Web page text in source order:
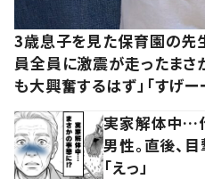
3歳息子を見た保育園の先
員全員に激震が走ったま
も大興奮するはず」「すげーー
実家解体中…
男性。直後、
「えっ」